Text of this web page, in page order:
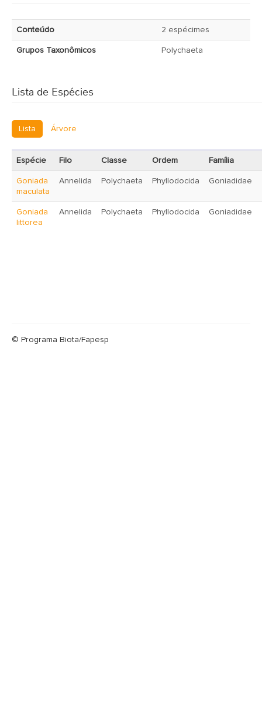
Conteúdo 2 espécimes
Grupos Taxonômicos Polychaeta
Lista de Espécies
Lista Árvore
Espécie Filo Classe Ordem Família
Goniada
maculata
Annelida Polychaeta Phyllodocida Goniadidae
Goniada
littorea
Annelida Polychaeta Phyllodocida Goniadidae
© Programa Biota/Fapesp